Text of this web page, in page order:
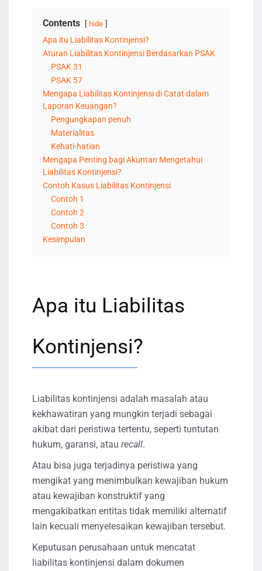
Contents hide
Apa itu Liabilitas Kontinjensi?
Aturan Liabilitas Kontinjensi Berdasarkan PSAK
PSAK 31
PSAK 57
Mengapa Liabilitas Kontinjensi di Catat dalam
Laporan Keuangan?
Pengungkapan penuh
Materialitas
Kehati-hatian
Mengapa Penting bagi Akuntan Mengetahui
Liabilitas Kontinjensi?
Contoh Kasus Liabilitas Kontinjensi
Contoh 1
Contoh 2
Contoh 3
Kesimpulan
Apa itu Liabilitas
Kontinjensi?
Liabilitas kontinjensi adalah masalah atau
kekhawatiran yang mungkin terjadi sebagai
akibat dari peristiwa tertentu, seperti tuntutan
hukum, garansi, atau recall.
Atau bisa juga terjadinya peristiwa yang
mengikat yang menimbulkan kewajiban hukum
atau kewajiban konstruktif yang
mengakibatkan entitas tidak memiliki alternatif
lain kecuali menyelesaikan kewajiban tersebut.
Keputusan perusahaan untuk mencatat
liabilitas kontinjensi dalam dokumen